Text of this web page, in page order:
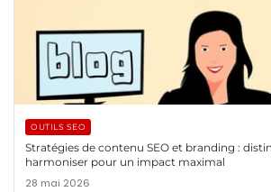
OUTILS SEO
Stratégies de contenu SEO et branding :
harmoniser pour un impact maximal
28 mai 2026